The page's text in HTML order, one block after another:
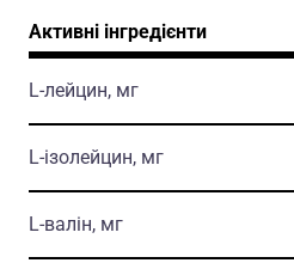
Активні інгредієнти
L-лейцин, мг
L-iзолейцин, мг
L-валiн, мг